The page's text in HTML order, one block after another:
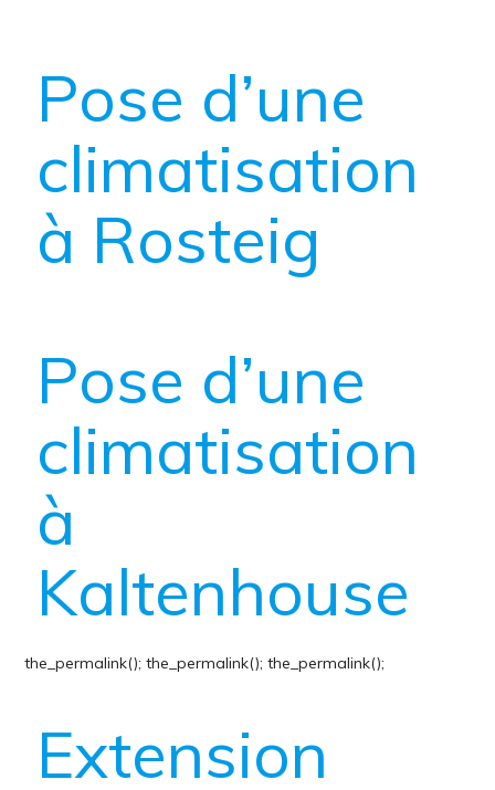
Pose d’une
climatisation
à Rosteig
Pose d’une
climatisation
à
Kaltenhouse
the_permalink();
Extension
the_permalink();the_permalink();